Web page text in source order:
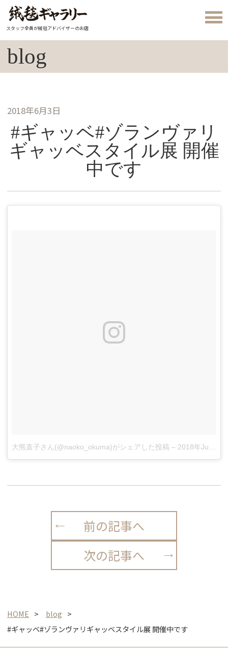
スタッフ全員が絨毯アドバイザーのお店
blog
2018年6月3日
#ギャッベ#ゾランヴァリ
ギャッベスタイル展 開催
中です
大熊直子さん(@naoko_okuma)がシェアした投稿 – 2018年Jun月2日pm6時18分PDT
前の記事へ
次の記事へ
HOME
blog
#ギャッベ#ゾランヴァリギャッベスタイル展 開催中です